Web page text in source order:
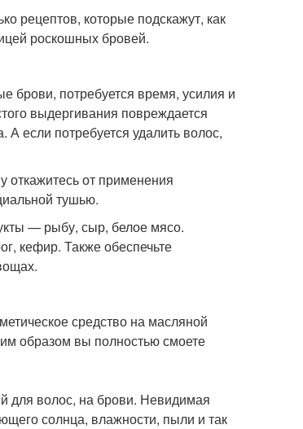
рецептов, которые подскажут, как
роскошных бровей.
брови, потребуется время, усилия и
выдергивания повреждается
А если потребуется удалить волос,
откажитесь от применения
тушью.
— рыбу, сыр, белое мясо.
кефир. Также обеспечьте
средство на масляной
образом вы полностью смоете
для волос, на брови. Невидимая
солнца, влажности, пыли и так